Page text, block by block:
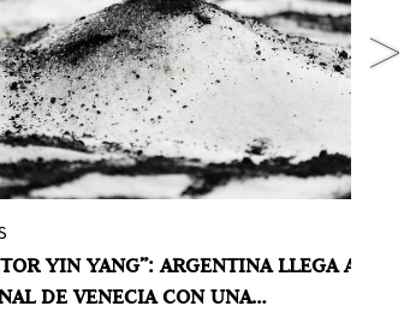
de Matías Duville propone
transitable donde luz y
permanencia y transformación
YIN YANG”: ARGENTINA LLEGA A
DE VENECIA CON UNA